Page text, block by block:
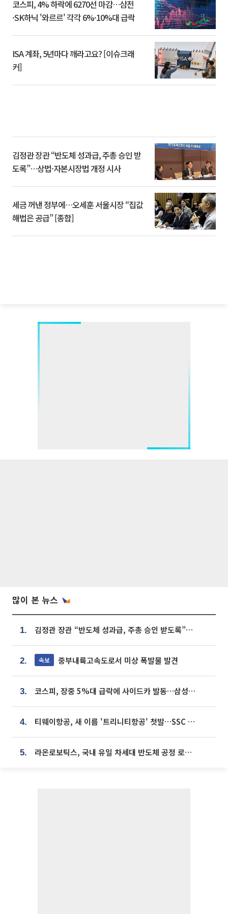
코스피, 4% 하락에 6270선 마감…삼전
·SK하닉 '와르르' 각각 6%·10%대 급락
ISA 계좌, 5년마다 깨라고요? [이슈크래
커]
김정관 장관 “반도체 성과급, 주총 승인 받
도록”…상법·자본시장법 개정 시사
세금 꺼낸 정부에…오세훈 서울시장 “집값
해법은 공급” [종합]
많이 본 뉴스
1. 김정관 장관 “반도체 성과급, 주총 승인 받도록”…상법·자본시장법 개정 시사
2. 속보 중부내륙고속도로서 미상 폭발물 발견
3. 코스피, 장중 5%대 급락에 사이드카 발동…삼성·SK 동반 폭락
4. 티웨이항공, 새 이름 '트리니티항공' 첫발…SSC 전략 본격화
5. 라온로보틱스, 국내 유일 차세대 반도체 공정 로봇 개발 ‘고객사 테스트 진행’